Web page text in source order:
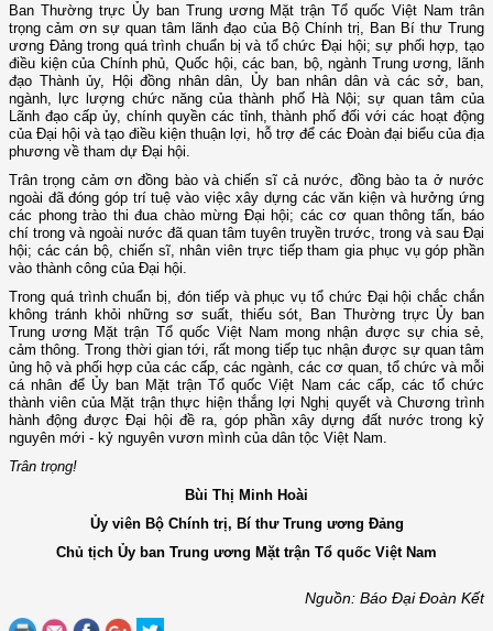
Ban Thường trực Ủy ban Trung ương Mặt trận Tổ quốc Việt Nam trân
trọng cảm ơn sự quan tâm lãnh đạo của Bộ Chính trị, Ban Bí thư Trung
ương Đảng trong quá trình chuẩn bị và tổ chức Đại hội; sự phối hợp, tạo
điều kiện của Chính phủ, Quốc hội, các ban, bộ, ngành Trung ương, lãnh
đạo Thành ủy, Hội đồng nhân dân, Ủy ban nhân dân và các sở, ban,
ngành, lực lượng chức năng của thành phố Hà Nội; sự quan tâm của
Lãnh đạo cấp ủy, chính quyền các tỉnh, thành phố đối với các hoạt động
của Đại hội và tạo điều kiện thuận lợi, hỗ trợ để các Đoàn đại biểu của địa
phương về tham dự Đại hội.
Trân trọng cảm ơn đồng bào và chiến sĩ cả nước, đồng bào ta ở nước
ngoài đã đóng góp trí tuệ vào việc xây dựng các văn kiện và hưởng ứng
các phong trào thi đua chào mừng Đại hội; các cơ quan thông tấn, báo
chí trong và ngoài nước đã quan tâm tuyên truyền trước, trong và sau Đại
hội; các cán bộ, chiến sĩ, nhân viên trực tiếp tham gia phục vụ góp phần
vào thành công của Đại hội.
Trong quá trình chuẩn bị, đón tiếp và phục vụ tổ chức Đại hội chắc chắn
không tránh khỏi những sơ suất, thiếu sót, Ban Thường trực Ủy ban
Trung ương Mặt trận Tổ quốc Việt Nam mong nhận được sự chia sẻ,
cảm thông. Trong thời gian tới, rất mong tiếp tục nhận được sự quan tâm
ủng hộ và phối hợp của các cấp, các ngành, các cơ quan, tổ chức và mỗi
cá nhân để Ủy ban Mặt trận Tổ quốc Việt Nam các cấp, các tổ chức
thành viên của Mặt trận thực hiện thắng lợi Nghị quyết và Chương trình
hành động được Đại hội đề ra, góp phần xây dựng đất nước trong kỷ
nguyên mới - kỷ nguyên vươn mình của dân tộc Việt Nam.
Trân trọng!
Bùi Thị Minh Hoài
Ủy viên Bộ Chính trị, Bí thư Trung ương Đảng
Chủ tịch Ủy ban Trung ương Mặt trận Tổ quốc Việt Nam
Nguồn: Báo Đại Đoàn Kết